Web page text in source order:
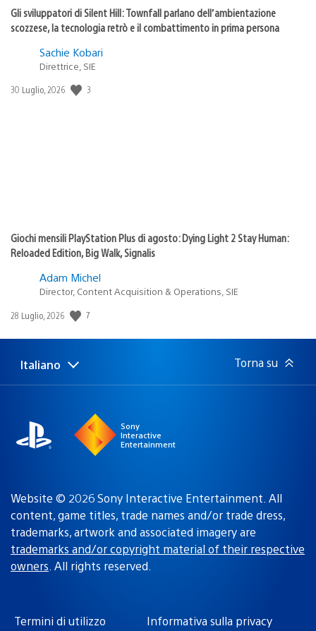
Gli sviluppatori di Silent Hill: Townfall parlano dell’ambientazione
scozzese, la tecnologia retrò e il combattimento in prima persona
Sachie Kobari
Direttrice, SIE
Data
30 Luglio, 2026 3
Giochi mensili PlayStation Plus di agosto: Dying Light 2 Stay Human:
Reloaded Edition, Big Walk, Signalis
Adam Michel
Director, Content Acquisition & Operations, SIE
Data
pubblicazione:
28 Luglio, 2026 7
Seleziona
una
Regione
attuale:
Italiano Torna su
Sony
Interactive
Entertainment
Website © 2026 Sony Interactive Entertainment. All
content, game titles, trade names and/or trade dress,
trademarks, artwork and associated imagery are
trademarks and/or copyright material of their respective
owners. All rights reserved.
Termini di utilizzo Informativa sulla privacy